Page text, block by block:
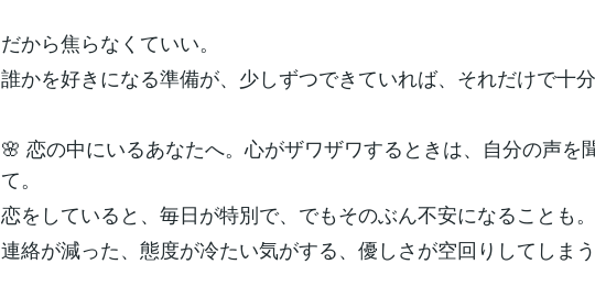
だから焦らなくていい。
誰かを好きになる準備が、少しずつできていれば、それだけで十
🌸 恋の中にいるあなたへ。心がザワザワするときは、自分の声を
て。
恋をしていると、毎日が特別で、でもそのぶん不安になることも。
連絡が減った、態度が冷たい気がする、優しさが空回りしてしま